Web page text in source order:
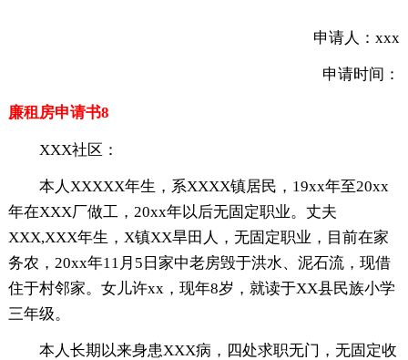
申请人：xxx
申请时间：
廉租房申请书8
XXX社区：
本人XXXXX年生，系XXXX镇居民，19xx年至20xx
年在XXX厂做工，20xx年以后无固定职业。丈夫
XXX,XXX年生，X镇XX旱田人，无固定职业，目前在家
务农，20xx年11月5日家中老房毁于洪水、泥石流，现借
住于村邻家。女儿许xx，现年8岁，就读于XX县民族小学
三年级。
本人长期以来身患XXX病，四处求职无门，无固定收